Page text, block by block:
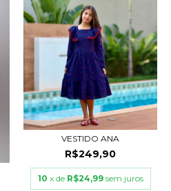
VESTIDO ANA
R$249,90
10 x de R$24,99 sem juros